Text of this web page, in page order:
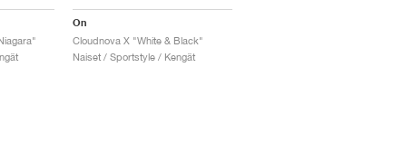
On
Cloudnova X "White & Black"
Naiset / Sportstyle / Kengät